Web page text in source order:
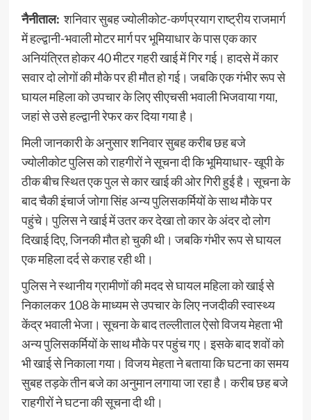
नैनीताल: शनिवार सुबह ज्योलीकोट-कर्णप्रयाग राष्ट्रीय राजमार्ग
में हल्द्वानी-भवाली मोटर मार्ग पर भूमियाधार के पास एक कार
अनियंत्रित होकर 40 मीटर गहरी खाई में गिर गई। हादसे में कार
सवार दो लोगों की मौके पर ही मौत हो गई। जबकि एक गंभीर रूप से
घायल महिला को उपचार के लिए सीएचसी भवाली भिजवाया गया,
जहां से उसे हल्द्वानी रेफर कर दिया गया है।
मिली जानकारी के अनुसार शनिवार सुबह करीब छह बजे
ज्योलीकोट पुलिस को राहगीरों ने सूचना दी कि भूमियाधार- खूपी के
ठीक बीच स्थित एक पुल से कार खाई की ओर गिरी हुई है। सूचना के
बाद चैकी इंचार्ज जोगा सिंह अन्य पुलिसकर्मियों के साथ मौके पर
पहुंचे। पुलिस ने खाई में उतर कर देखा तो कार के अंदर दो लोग
दिखाई दिए, जिनकी मौत हो चुकी थी। जबकि गंभीर रूप से घायल
एक महिला दर्द से कराह रही थी।
पुलिस ने स्थानीय ग्रामीणों की मदद से घायल महिला को खाई से
निकालकर 108 के माध्यम से उपचार के लिए नजदीकी स्वास्थ्य
केंद्र भवाली भेजा। सूचना के बाद तल्लीताल ऐसो विजय मेहता भी
अन्य पुलिसकर्मियों के साथ मौके पर पहुंच गए। इसके बाद शवों को
भी खाई से निकाला गया। विजय मेहता ने बताया कि घटना का समय
सुबह तड़के तीन बजे का अनुमान लगाया जा रहा है। करीब छह बजे
राहगीरों ने घटना की सूचना दी थी।